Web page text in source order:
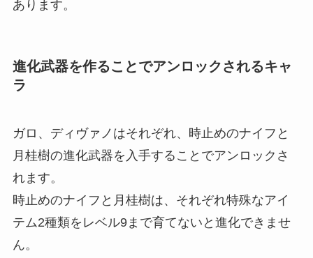
あります。
進化武器を作ることでアンロックされるキャ
ラ
ガロ、ディヴァノはそれぞれ、時止めのナイフと
月桂樹の進化武器を入手することでアンロックさ
れます。
時止めのナイフと月桂樹は、それぞれ特殊なアイ
テム2種類をレベル9まで育てないと進化できませ
ん。